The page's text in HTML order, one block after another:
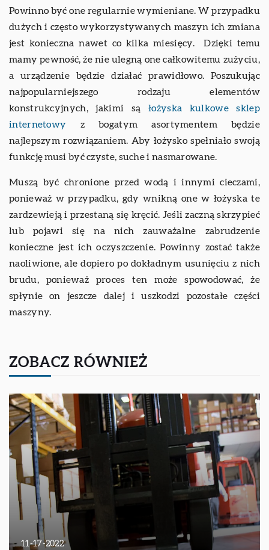
Powinno być one regularnie wymieniane. W przypadku
dużych i często wykorzystywanych maszyn ich zmiana
jest konieczna nawet co kilka miesięcy. Dzięki temu
mamy pewność, że nie ulegną one całkowitemu zużyciu,
a urządzenie będzie działać prawidłowo. Poszukując
najpopularniejszego rodzaju elementów
konstrukcyjnych, jakimi sąłożyska kulkowe sklep
internetowy z bogatym asortymentem będzie
najlepszym rozwiązaniem. Aby łożysko spełniało swoją
funkcję musi być czyste, suche i nasmarowane.
Muszą być chronione przed wodą i innymi cieczami,
ponieważ w przypadku, gdy wnikną one w łożyska te
zardzewieją i przestaną się kręcić. Jeśli zaczną skrzypieć
lub pojawi się na nich zauważalne zabrudzenie
konieczne jest ich oczyszczenie. Powinny zostać także
naoliwione, ale dopiero po dokładnym usunięciu z nich
brudu, ponieważ proces ten może spowodować, że
spłynie on jeszcze dalej i uszkodzi pozostałe części
maszyny.
ZOBACZ RÓWNIEŻ
11-17-2022